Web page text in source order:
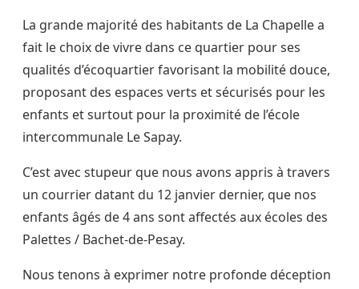
La grande majorité des habitants de La Chapelle a
fait le choix de vivre dans ce quartier pour ses
qualités d’écoquartier favorisant la mobilité douce,
proposant des espaces verts et sécurisés pour les
enfants et surtout pour la proximité de l’école
intercommunale Le Sapay.
C’est avec stupeur que nous avons appris à travers
un courrier datant du 12 janvier dernier, que nos
enfants âgés de 4 ans sont affectés aux écoles des
Palettes / Bachet-de-Pesay.
Nous tenons à exprimer notre profonde déception